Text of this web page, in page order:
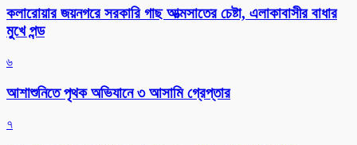
কলারোয়ার জয়নগরে সরকারি গাছ আত্মসাতের চেষ্টা, এলাকাবাসীর বাধার
মুখে পন্ড
৬
আশাশুনিতে পৃথক অভিযানে ৩ আসামি গ্রেপ্তার
৭